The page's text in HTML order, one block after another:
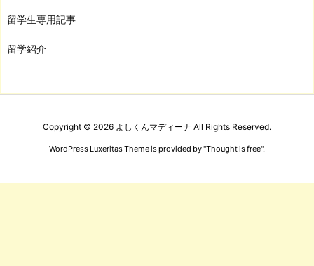
留学生専用記事
留学紹介
Copyright © 2026 よしくんマディーナ All Rights Reserved.
WordPress Luxeritas Theme is provided by "Thought is free".